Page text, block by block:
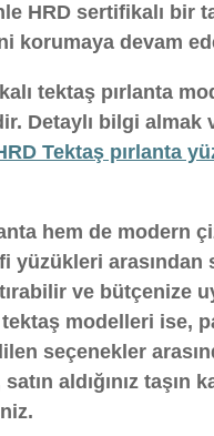
HRD sertifikalı bir
korumaya devam
tektaş pırlanta
Detaylı bilgi almak
Tektaş pırlanta
hem de modern
yüzükleri arasından
ve bütçenize
modelleri ise,
seçenekler
aldığınız taşın